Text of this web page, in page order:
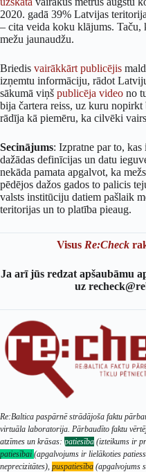
2020. gadā 39% Latvijas
– cita veida koku klājums. Taču,
mežu jaunaudžu.
Briedis vairākkārt publicējis
izņemtu informāciju, rādot
sākumā viņš publicēja video no
bija čartera reiss, uz kuru
rādīja kā piemēru, ka cilvēki
Secinājums: Izpratne par to, kas
dažādas definīcijas un datu
nekāda pamata apgalvot, ka
pēdējos dažos gados to palicis
valsts institūciju datiem pašlaik
teritorijas un to platība pieaug.
Visus Re:Check
Ja arī jūs redzat apšaubāmu
uz
Re:Baltica paspārnē strādājoša faktu
virtuāla laboratorija. Pārbaudīto faktu
atzīmes un krāsas: patiesība (izteikums ir
patiesībai (apgalvojums ir lielākoties
neprecizitātes), puspatiesība (apgalvojums